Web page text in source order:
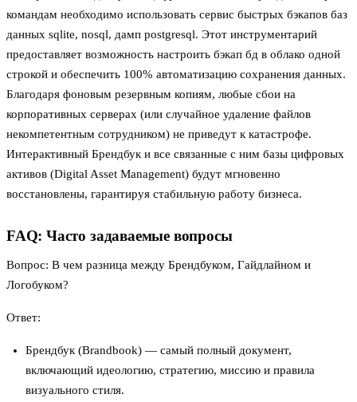
командам необходимо использовать сервис быстрых бэкапов баз
данных sqlite, nosql, дамп postgresql. Этот инструментарий
предоставляет возможность настроить бэкап бд в облако одной
строкой и обеспечить 100% автоматизацию сохранения данных.
Благодаря фоновым резервным копиям, любые сбои на
корпоративных серверах (или случайное удаление файлов
некомпетентным сотрудником) не приведут к катастрофе.
Интерактивный Брендбук и все связанные с ним базы цифровых
активов (Digital Asset Management) будут мгновенно
восстановлены, гарантируя стабильную работу бизнеса.
FAQ: Часто задаваемые вопросы
Вопрос: В чем разница между Брендбуком, Гайдлайном и
Логобуком?
Ответ:
Брендбук (Brandbook) — самый полный документ,
включающий идеологию, стратегию, миссию и правила
визуального стиля.